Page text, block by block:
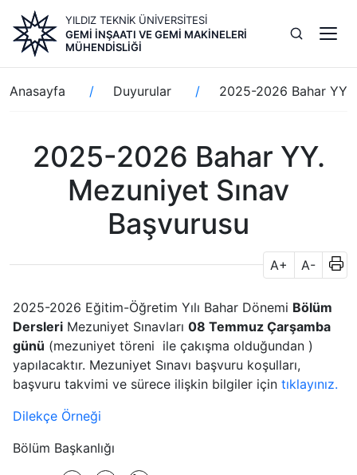
içeriğe
atla
YILDIZ TEKNİK ÜNİVERSİTESİ
GEMI İNŞAATI VE GEMI MAKINELERI
MÜHENDISLIĞI
Sayfa
yolu
Anasayfa Duyurular 2025-2026 Bahar YY.
2025-2026 Bahar YY.
Mezuniyet Sınav
Başvurusu
A+ A-
2025-2026 Eğitim-Öğretim Yılı Bahar Dönemi Bölüm
Dersleri Mezuniyet Sınavları 08 Temmuz Çarşamba
günü (mezuniyet töreni ile çakışma olduğundan )
yapılacaktır. Mezuniyet Sınavı başvuru koşulları,
başvuru takvimi ve sürece ilişkin bilgiler için tıklayınız.
Dilekçe Örneği
Bölüm Başkanlığı